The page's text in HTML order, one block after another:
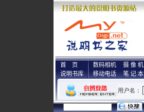
首 页
说明书库
数码相机 摄 像 机
移动电话
笔 记 本